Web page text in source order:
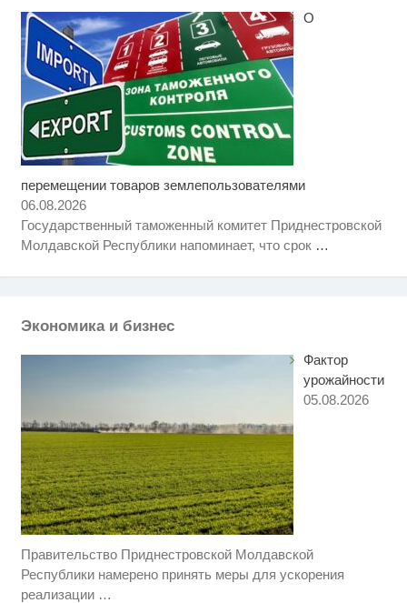
О
перемещении товаров землепользователями
06.08.2026
Государственный таможенный комитет Приднестровской
Молдавской Республики напоминает, что срок …
Экономика и бизнес
Фактор
урожайности
05.08.2026
Правительство Приднестровской Молдавской
Республики намерено принять меры для ускорения
реализации …
i
Этот танец невесты оставит вас